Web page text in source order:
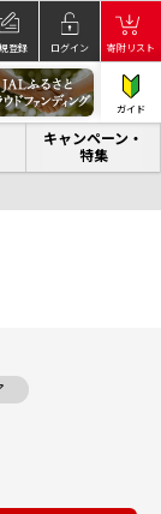
登録 ログイン 寄附リスト
ガイド
キャンペーン・
特集